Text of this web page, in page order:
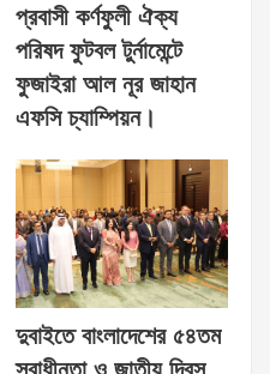
প্রবাসী কর্ণফুলী ঐক্য
পরিষদ ফুটবল টুর্নামেন্টে
ফুজাইরা আল নূর জাহান
এফসি চ্যাম্পিয়ন।
দুবাইতে বাংলাদেশের ৫৪তম